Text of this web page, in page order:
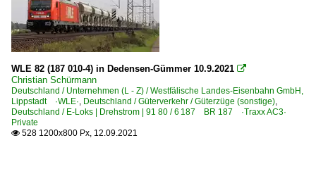
WLE 82 (187 010-4) in Dedensen-Gümmer 10.9.2021 
Christian Schürmann
Deutschland / Unternehmen (L - Z) / Westfälische Landes-Eisenbahn GmbH,
Lippstadt ·WLE·, Deutschland / Güterverkehr / Güterzüge (sonstige),
Deutschland / E-Loks | Drehstrom | 91 80 / 6 187 BR 187 ·Traxx AC3·
Private
 528 1200x800 Px, 12.09.2021